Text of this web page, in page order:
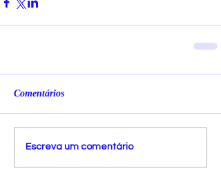
Comentários
Escreva um comentário